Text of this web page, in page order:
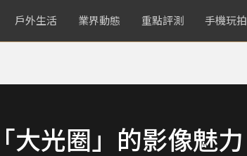
戶外生活 業界動態 重點評測 手機玩拍
大光圈」的影像魅力